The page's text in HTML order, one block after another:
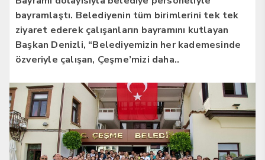
bayramlaştı. Belediyenin tüm birimlerini tek tek
ziyaret ederek çalışanların bayramını kutlayan
Başkan Denizli, “Belediyemizin her kademesinde
özveriyle çalışan, Çeşme’mizi daha..